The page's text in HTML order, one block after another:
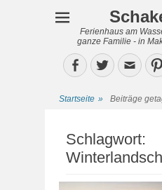
Ferienhaus am
ganze Familie - in
Facebook
Twitter
Startseite » Beiträge
Schlagwort: